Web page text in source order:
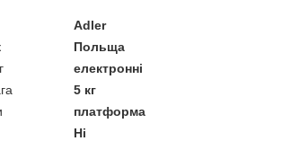
Adler
Польща
електронні
5 кг
платформа
Ні